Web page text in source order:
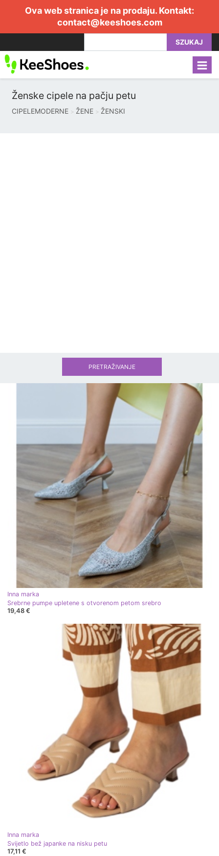
Ova web stranica je na prodaju. Kontakt:
contact@keeshoes.com
SZUKAJ
Ženske cipele na pačju petu
CIPELEMODERNE ŽENE ŽENSKI
Inna marka
Srebrne pumpe upletene s otvorenom petom srebro
19,48 €
Inna marka
Svijetlo bež japanke na nisku petu
17,11 €
PRETRAŽIVANJE